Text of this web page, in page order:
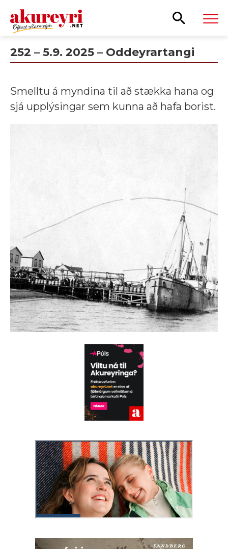
Leita
252 – 5.9. 2025 – Oddeyrartangi
Smelltu á myndina til að stækka hana og
sjá upplýsingar sem kunna að hafa borist.